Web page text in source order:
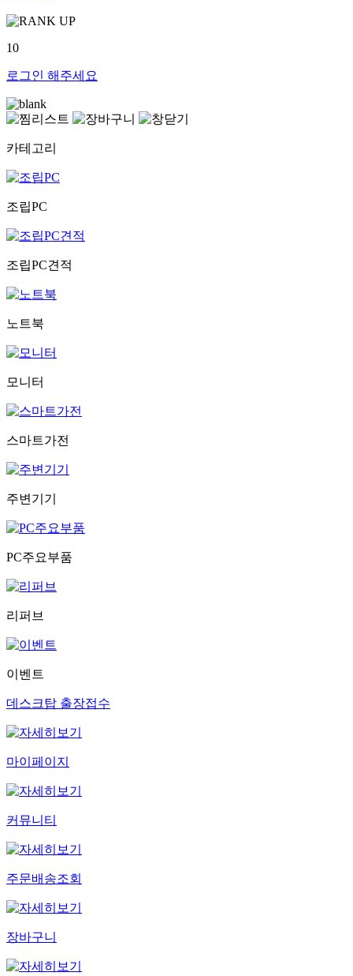
10
로그인 해주세요
카테고리
조립PC
조립PC견적
노트북
모니터
스마트가전
주변기기
PC주요부품
리퍼브
이벤트
데스크탑 출장접수
마이페이지
커뮤니티
주문배송조회
장바구니